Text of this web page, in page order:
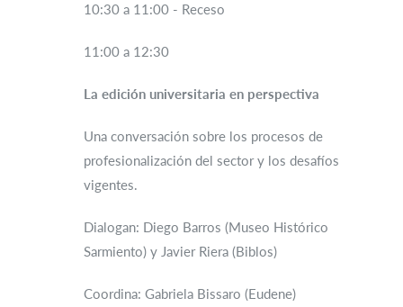
10:30 a 11:00 - Receso
11:00 a 12:30
La edición universitaria en perspectiva
Una conversación sobre los procesos de
profesionalización del sector y los desafíos
vigentes.
Dialogan: Diego Barros (Museo Histórico
Sarmiento) y Javier Riera (Biblos)
Coordina: Gabriela Bissaro (Eudene)